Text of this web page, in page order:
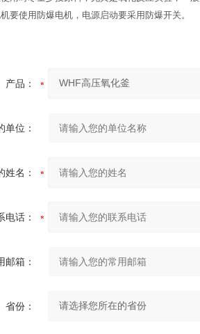
要使用防爆电机，电源启动要采用防爆开关。
产品：
单位：
姓名：
电话：
邮箱：
省份：